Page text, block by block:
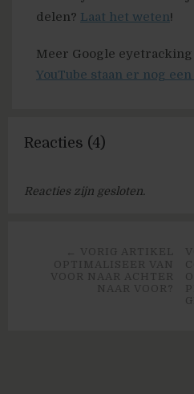
delen? Laat het weten!
Meer Google eyetracking
YouTube staan er nog
Reacties (4)
Reacties zijn gesloten.
← VORIG ARTIKEL
OPTIMALISEER VAN
VOOR NAAR ACHTER
NAAR VOOR?